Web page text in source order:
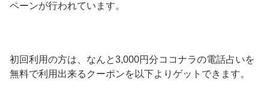
ペーンが行われています。
初回利用の方は、なんと3,000円分ココナラの電話占いを
無料で利用出来るクーポンを以下よりゲットできます。